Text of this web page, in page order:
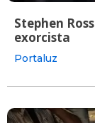
Stephen
exorcista
Portaluz